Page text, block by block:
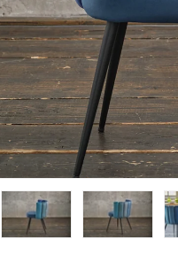
laden
Bild 3 in Galerieansicht
Bild 4 in